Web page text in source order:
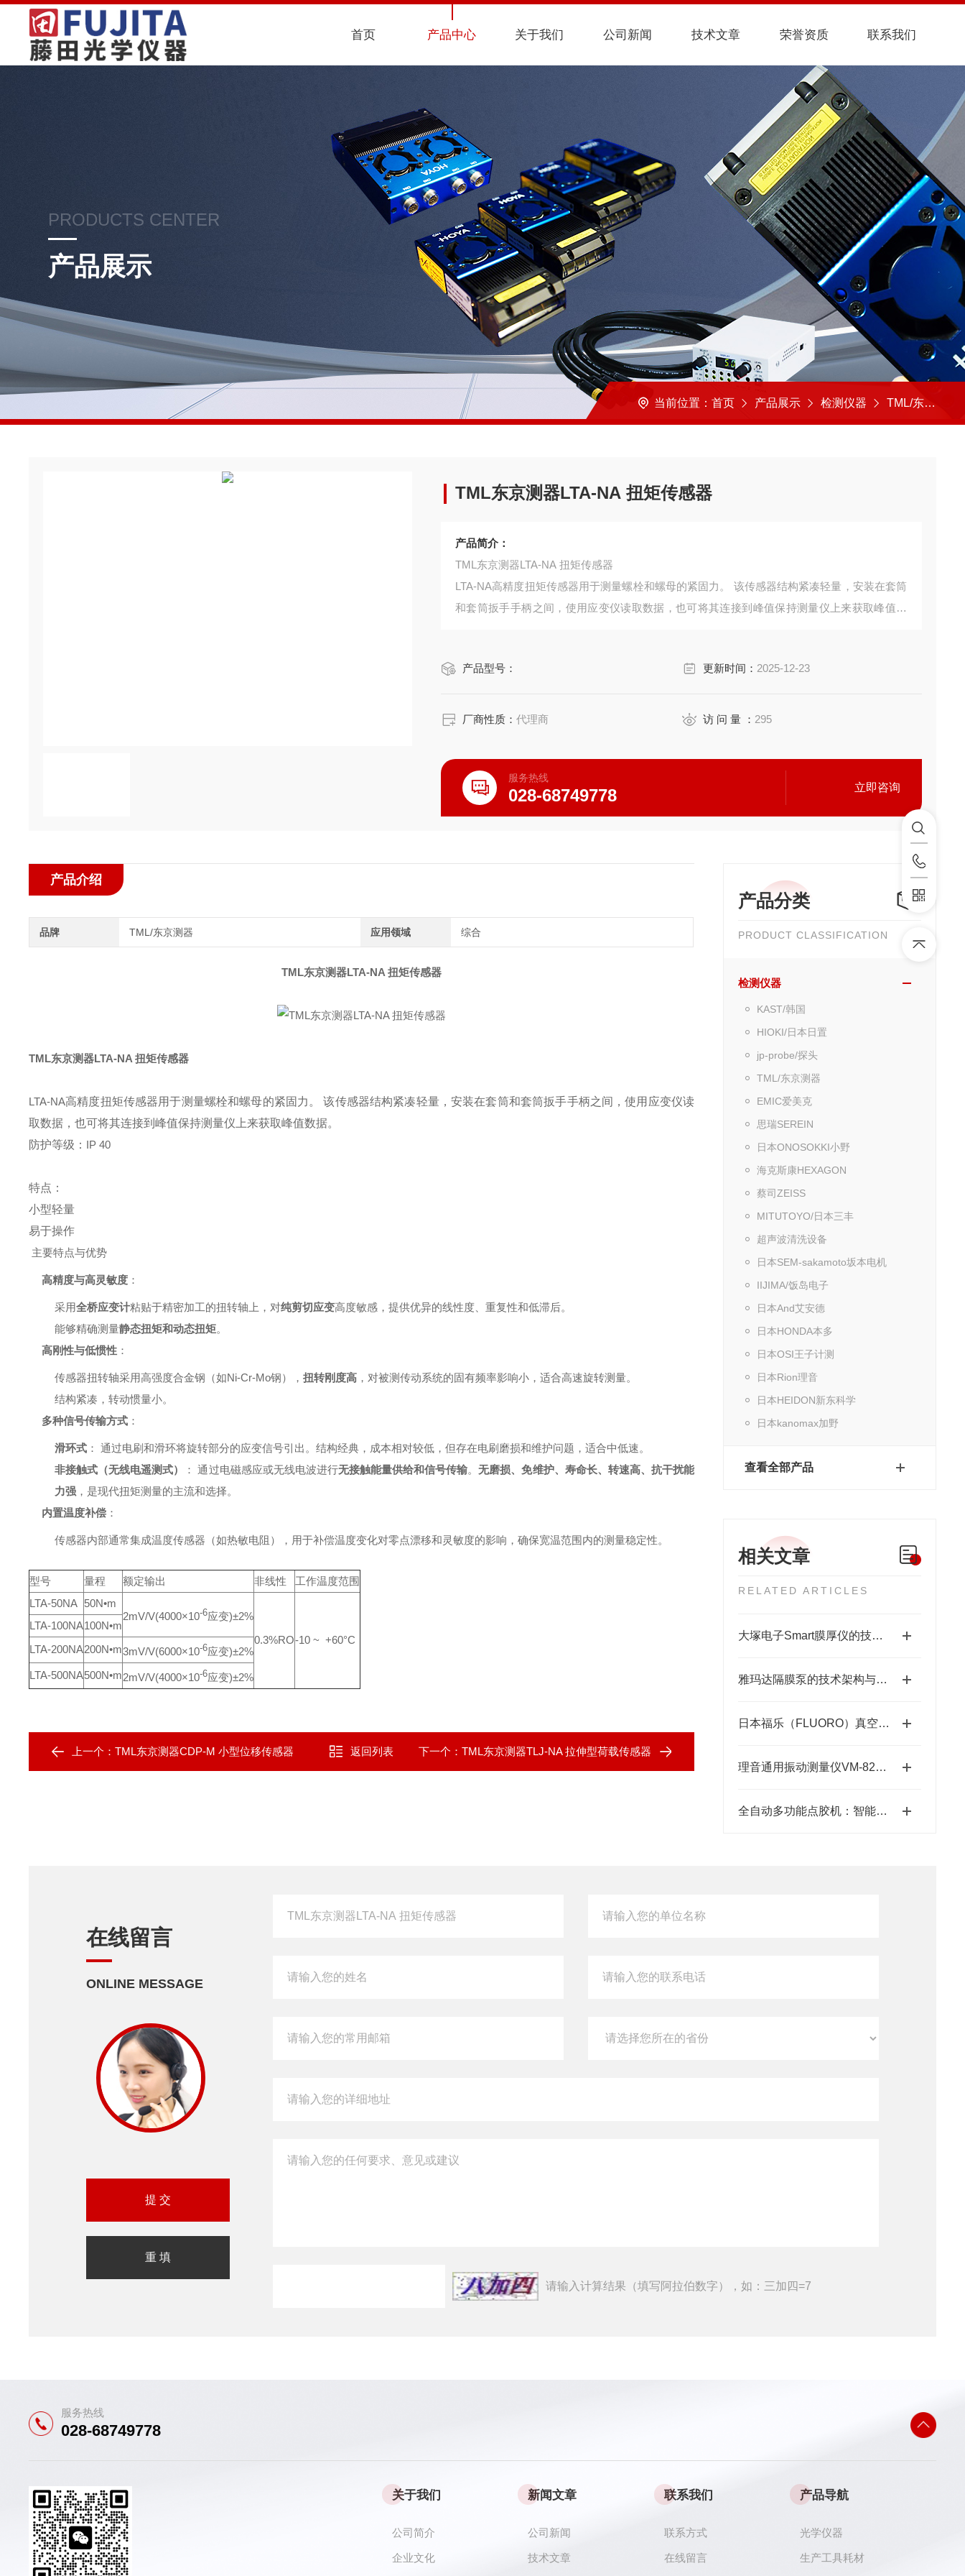
首页 产品中心 关于我们 公司新闻 技术文章 荣誉资质 联系我们
PRODUCTS CENTER
产品展示
当前位置： 首页 产品展示 检测仪器 TML/东京测器
TML东京测器LTA-NA 扭矩传感器
产品简介：
TML东京测器LTA-NA 扭矩传感器
LTA-NA高精度扭矩传感器用于测量螺栓和螺母的紧固力。 该传感器结构紧凑轻量，安装在套筒
和套筒扳手手柄之间，使用应变仪读取数据，也可将其连接到峰值保持测量仪上来获取峰值数
防护等级：IP 40
产品型号： 更新时间： 2025-12-23
厂商性质：代理商 访 问 量 ： 295
服务热线
028-68749778 立即咨询
产品分类
PRODUCT CLASSIFICATION
检测仪器
KAST/韩国
HIOKI/日本日置
jp-probe/探头
TML/东京测器
EMIC爱美克
思瑞SEREIN
日本ONOSOKKI小野
海克斯康HEXAGON
蔡司ZEISS
MITUTOYO/日本三丰
超声波清洗设备
日本SEM-sakamoto坂本电机
IIJIMA/饭岛电子
日本And艾安德
日本HONDA本多
日本OSI王子计测
日本Rion理音
日本HEIDON新东科学
日本kanomax加野
查看全部产品
相关文章
RELATED ARTICLES
大塚电子Smart膜厚仪的技术特点与应用优势
雅玛达隔膜泵的技术架构与工业流体输送应用领域
日本福乐（FLUORO）真空吸笔半导体精密搬运工具-藤田光学
理音通用振动测量仪VM-82A的功能特性与设备维护应用
全自动多功能点胶机：智能制造中的精密“画师”
产品介绍
品牌 TML/东京测器 应用领域 综合
TML东京测器LTA-NA 扭矩传感器
TML东京测器LTA-NA 扭矩传感器
LTA-NA高精度扭矩传感器用于测量螺栓和螺母的紧固力。 该传感器结构紧凑轻量，安装在套筒和套筒扳手手柄之间，使用应变仪读
取数据，也可将其连接到峰值保持测量仪上来获取峰值数据。
防护等级： IP 40
特点：
小型轻量
易于操作
主要特点与优势
高精度与高灵敏度 ：
采用全桥应变计粘贴于精密加工的扭转轴上，对纯剪切应变高度敏感，提供优异的线性度、重复性和低滞后。
能够精确测量静态扭矩和动态扭矩。
高刚性与低惯性 ：
传感器扭转轴采用高强度合金钢（如Ni-Cr-Mo钢）， 扭转刚度高 ，对被测传动系统的固有频率影响小，适合高速旋转测量。
结构紧凑，转动惯量小。
多种信号传输方式 ：
滑环式 ： 通过电刷和滑环将旋转部分的应变信号引出。结构经典，成本相对较低，但存在电刷磨损和维护问题，适合中低速。
非接触式（无线电遥测式）
： 通过电磁感应或无线电波进行无接触能量供给和信号传输。无磨损、免维护、寿命长、转速高、抗干扰能
力强 ，是现代扭矩测量的主流和选择。
内置温度补偿 ：
传感器内部通常集成温度传感器（如热敏电阻），用于补偿温度变化对零点漂移和灵敏度的影响，确保宽温范围内的测量稳定性。
型号 量程 额定输出 非线性
工作温度范围
LTA-50NA 50N•m
2mV/V(4000×10-6应变)±2%
0.3%RO-10 ~ +60°C
LTA-100NA100N•m
LTA-200NA200N•m3mV/V(6000×10-6应变)±2%
LTA-500NA500N•m2mV/V(4000×10-6应变)±2%
上一个： TML东京测器CDP-M 小型位移传感器 返回列表 下一个： TML东京测器TLJ-NA 拉伸型荷载传感器
在线留言
ONLINE MESSAGE
请输入计算结果（填写阿拉伯数字），如：三加四=7
服务热线
028-68749778
关于我们
公司简介
企业文化
新闻文章
公司新闻
技术文章
联系我们
联系方式
在线留言
产品导航
光学仪器
生产工具耗材